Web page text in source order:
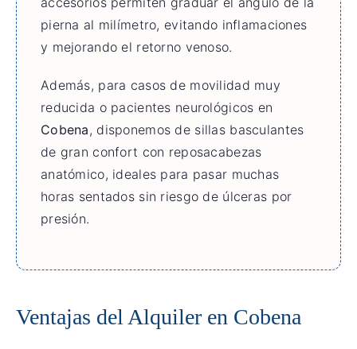
pierna al milímetro, evitando inflamaciones
y mejorando el retorno venoso.
Además, para casos de movilidad muy
reducida o pacientes neurológicos en
Cobena, disponemos de sillas basculantes
de gran confort con reposacabezas
anatómico, ideales para pasar muchas
horas sentados sin riesgo de úlceras por
presión.
Ventajas del Alquiler en Cobena